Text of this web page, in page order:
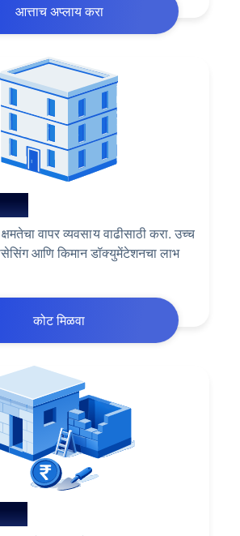
आत्ताच अप्लाय करा
क्षमतेचा वापर व्यवसाय वाढीसाठी करा. उच्च
आणि किमान डॉक्युमेंटेशनचा लाभ
कोट मिळवा
लोन